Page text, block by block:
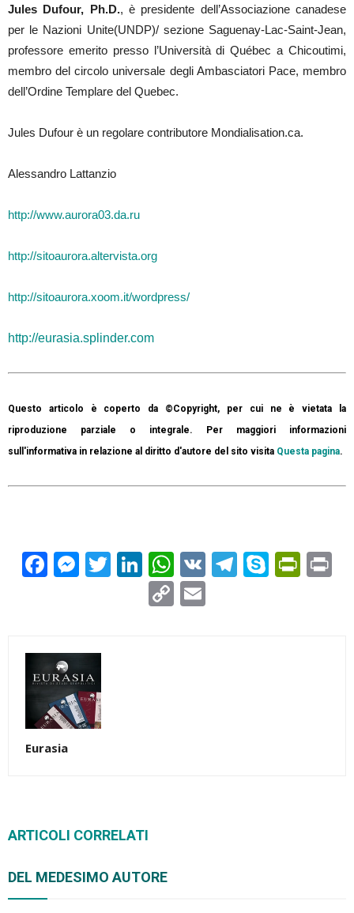
Jules Dufour, Ph.D., è presidente dell’Associazione canadese
per le Nazioni Unite(UNDP)/ sezione Saguenay-Lac-Saint-Jean,
professore emerito presso l’Università di Québec a Chicoutimi,
membro del circolo universale degli Ambasciatori Pace, membro
dell’Ordine Templare del Quebec.
Jules Dufour è un regolare contributore Mondialisation.ca.
Alessandro Lattanzio
http://www.aurora03.da.ru
http://sitoaurora.altervista.org
http://sitoaurora.xoom.it/wordpress/
http://eurasia.splinder.com
Questo articolo è coperto da ©Copyright, per cui ne è vietata la
riproduzione parziale o integrale. Per maggiori informazioni
sull'informativa in relazione al diritto d'autore del sito visita Questa pagina.
Facebook
Messenger
TwitterLinkedIn
WhatsApp
VK Telegram
Skype
Copy
Eurasia
ARTICOLI CORRELATI
DEL MEDESIMO AUTORE